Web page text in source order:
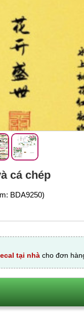
cá chép
BDA9250)
tại nhà cho đơn